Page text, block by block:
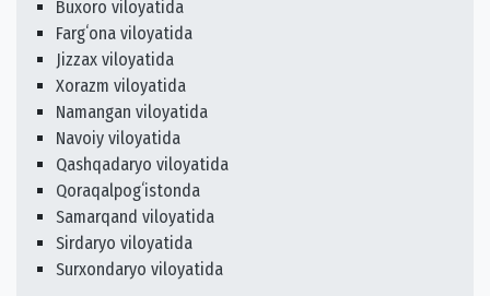
Buxoro viloyatida
Fargʻona viloyatida
Jizzax viloyatida
Xorazm viloyatida
Namangan viloyatida
Navoiy viloyatida
Qashqadaryo viloyatida
Qoraqalpogʻistonda
Samarqand viloyatida
Sirdaryo viloyatida
Surxondaryo viloyatida